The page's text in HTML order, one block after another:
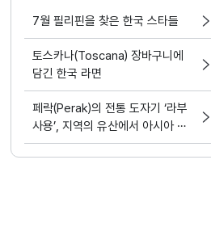
7월 필리핀을 찾은 한국 스타들
토스카나(Toscana) 장바구니에
담긴 한국 라면
페락(Perak)의 전통 도자기 ‘라부
사용’, 지역의 유산에서 아시아 문
화 교류의 가능성으로